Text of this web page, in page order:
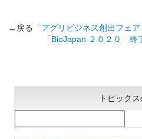
←戻る「アグリビジネス創出フェ
「BioJapan ２０２０ 終
トピック